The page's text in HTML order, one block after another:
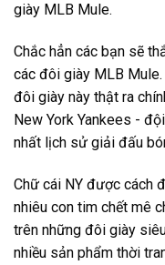
giày MLB Mule.
Chắc hẳn các bạn sẽ
các đôi giày MLB
đôi giày này thật ra
New York Yankees -
nhất lịch sử giải đấu
Chữ cái NY được cách
nhiêu con tim chết mê
trên những đôi giày
nhiều sản phẩm thời